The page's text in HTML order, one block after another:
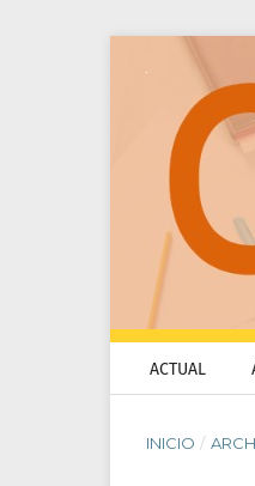
ACTUAL
INICIO /